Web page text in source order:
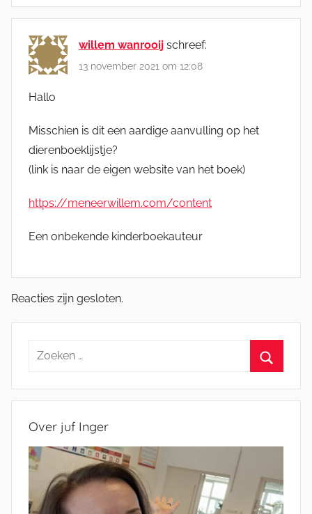
willem wanrooij schreef:
13 november 2021 om 12:08
Hallo
Misschien is dit een aardige aanvulling op het
dierenboeklijstje?
(link is naar de eigen website van het boek)
https://meneerwillem.com/content
Een onbekende kinderboekauteur
Reacties zijn gesloten.
Zoeken
Over juf Inger